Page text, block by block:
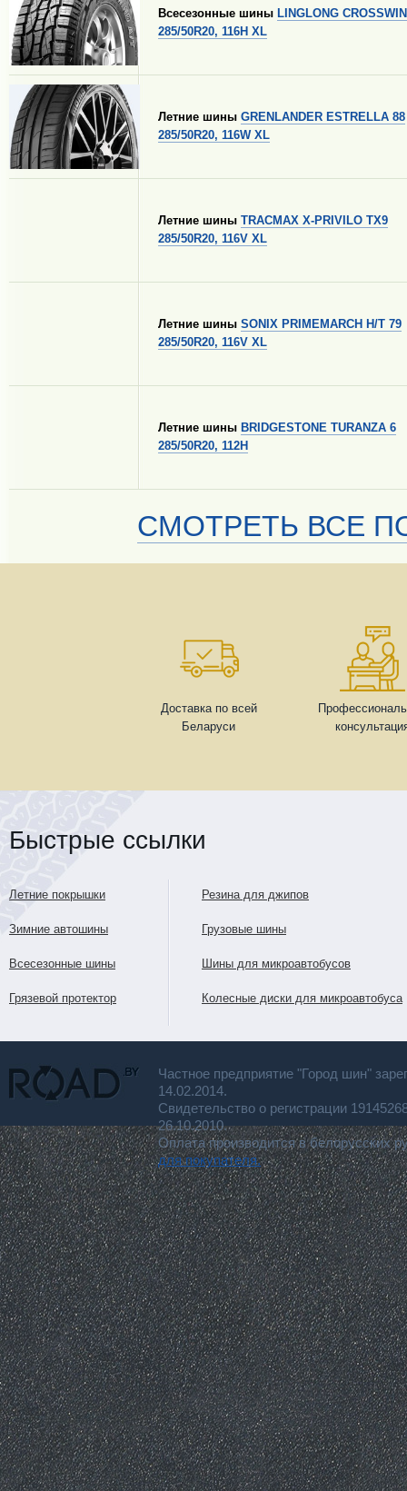
Всесезонные шины LINGLONG
285/50R20, 116H XL
Летние шины GRENLANDER ESTRELLA 88
285/50R20, 116W XL
Летние шины TRACMAX X-PRIVILO TX9
285/50R20, 116V XL
Летние шины SONIX PRIMEMARCH H/T 79
285/50R20, 116V XL
Летние шины BRIDGESTONE TURANZA 6
285/50R20, 112H
СМОТРЕТЬ ВСЕ
Доставка по всей
Беларуси
Быстрые ссылки
Летние покрышки
Зимние автошины
Всесезонные шины
Грязевой протектор
Резина для джипов
Грузовые шины
Шины для микроавтобусов
Колесные диски для микроавтобуса
Частное предприятие "Город шин"
14.02.2014.
Свидетельство о регистрации
26.10.2010.
Оплата производится в белорусских
для покупателя.